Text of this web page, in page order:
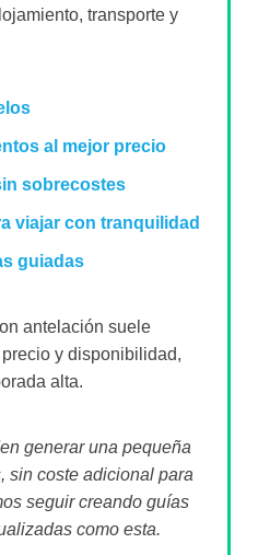
transporte y
al mejor precio
sobrecostes
viajar con tranquilidad
guiadas
antelación suele
y disponibilidad,
alta.
generar una pequeña
sin coste adicional para
seguir creando guías
como esta.